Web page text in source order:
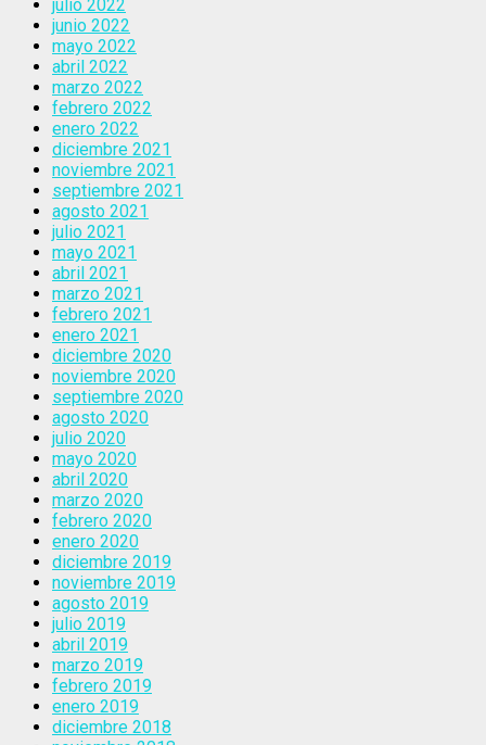
julio 2022
junio 2022
mayo 2022
abril 2022
marzo 2022
febrero 2022
enero 2022
diciembre 2021
noviembre 2021
septiembre 2021
agosto 2021
julio 2021
mayo 2021
abril 2021
marzo 2021
febrero 2021
enero 2021
diciembre 2020
noviembre 2020
septiembre 2020
agosto 2020
julio 2020
mayo 2020
abril 2020
marzo 2020
febrero 2020
enero 2020
diciembre 2019
noviembre 2019
agosto 2019
julio 2019
abril 2019
marzo 2019
febrero 2019
enero 2019
diciembre 2018